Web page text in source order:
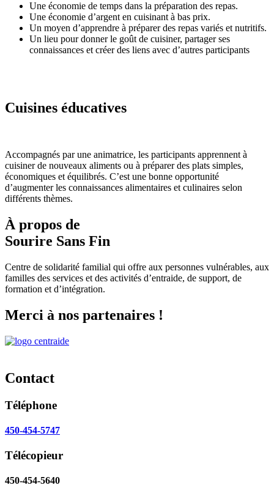
Une économie de temps dans la préparation des repas.
Une économie d’argent en cuisinant à bas prix.
Un moyen d’apprendre à préparer des repas variés et nutritifs.
Un lieu pour donner le goût de cuisiner, partager ses
connaissances et créer des liens avec d’autres participants
Cuisines éducatives
Accompagnés par une animatrice, les participants apprennent à
cuisiner de nouveaux aliments ou à préparer des plats simples,
économiques et équilibrés. C’est une bonne opportunité
d’augmenter les connaissances alimentaires et culinaires selon
différents thèmes.
À propos de
Sourire Sans Fin
Centre de solidarité familial qui offre aux personnes vulnérables, aux
familles des services et des activités d’entraide, de support, de
formation et d’intégration.
Merci à nos partenaires !
Contact
Téléphone
450-454-5747
Télécopieur
450-454-5640